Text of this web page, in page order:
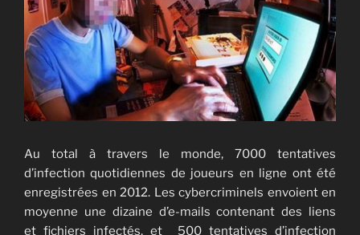
Au total à travers le monde, 7000 tentatives
d’infection quotidiennes de joueurs en ligne ont été
enregistrées en 2012. Les cybercriminels envoient en
moyenne une dizaine d’e-mails contenant des liens
et fichiers infectés, et 500 tentatives d’infection